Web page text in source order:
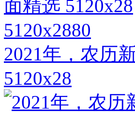
5120x2880
2021年，农历
5120x28